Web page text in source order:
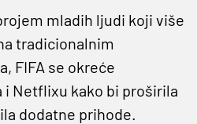
mladih ljudi koji više
tradicionalnim
FIFA se okreće
Netflixu kako bi proširila
dodatne prihode.